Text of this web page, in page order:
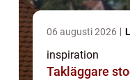
06 augusti 2026
inspiration
Takläggare stockholm